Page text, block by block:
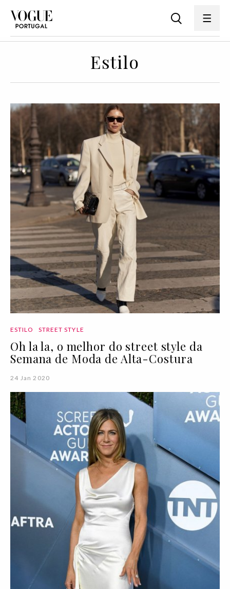
Estilo
ESTILO STREET STYLE
Oh la la, o melhor do street style da
Semana de Moda de Alta-Costura
24 Jan 2020